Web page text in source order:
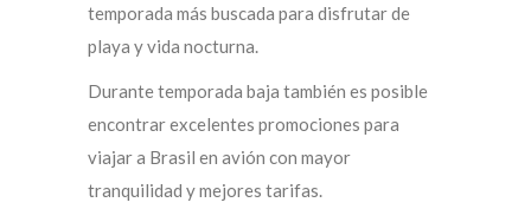
temporada más buscada para disfrutar de
playa y vida nocturna.
Durante temporada baja también es posible
encontrar excelentes promociones para
viajar a Brasil en avión con mayor
tranquilidad y mejores tarifas.